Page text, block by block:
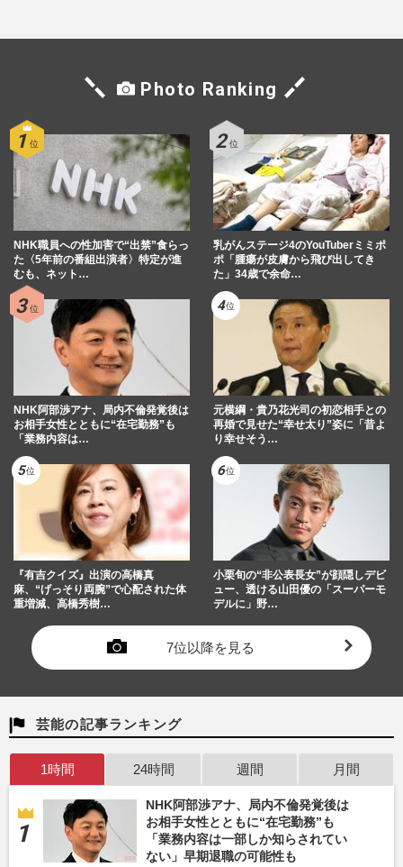
Photo Ranking
NHK職員への性加害で“出禁”食らっ
た〈5年前の番組出演者〉特定が進
むも、ネット…
乳がんステージ4のYouTuberミミポ
ポ「腫瘍が皮膚から飛び出してき
た」34歳で余命…
NHK阿部渉アナ、局内不倫発覚後は
お相手女性とともに“在宅勤務”も
「業務内容は…
元横綱・貴乃花光司の初恋相手との
再婚で見せた“幸せ太り”姿に「昔よ
り幸せそう…
『有吉クイズ』出演の高橋真
麻、“げっそり両腕”で心配された体
重増減、高橋秀樹…
小栗旬の“非公表長女”が顔隠しデビ
ュー、透ける山田優の「スーパーモ
デルに」野…
7位以降を見る
芸能の記事ランキング
1時間 24時間 週間 月間
NHK阿部渉アナ、局内不倫発覚後は
お相手女性とともに“在宅勤務”も
「業務内容は一部しか知らされてい
ない」早期退職の可能性も